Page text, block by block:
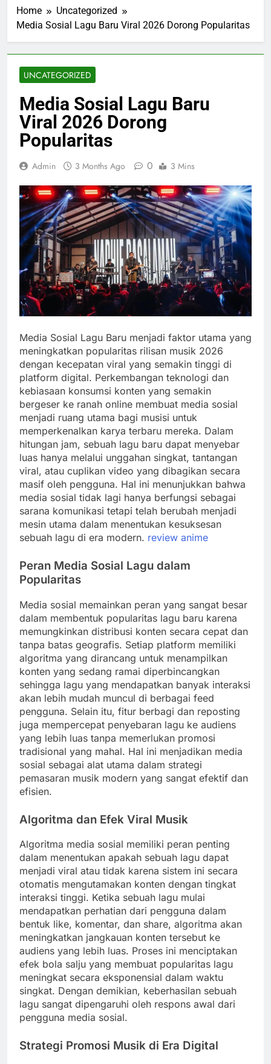
Home
Uncategorized
Media Sosial Lagu Baru Viral 2026 Dorong Popularitas
UNCATEGORIZED
Media Sosial Lagu Baru
Viral 2026 Dorong
Popularitas
Admin 3 Months Ago 0 3 Mins
Media Sosial Lagu Baru menjadi faktor utama yang
meningkatkan popularitas rilisan musik 2026
dengan kecepatan viral yang semakin tinggi di
platform digital. Perkembangan teknologi dan
kebiasaan konsumsi konten yang semakin
bergeser ke ranah online membuat media sosial
menjadi ruang utama bagi musisi untuk
memperkenalkan karya terbaru mereka. Dalam
hitungan jam, sebuah lagu baru dapat menyebar
luas hanya melalui unggahan singkat, tantangan
viral, atau cuplikan video yang dibagikan secara
masif oleh pengguna. Hal ini menunjukkan bahwa
media sosial tidak lagi hanya berfungsi sebagai
sarana komunikasi tetapi telah berubah menjadi
mesin utama dalam menentukan kesuksesan
sebuah lagu di era modern. review anime
Peran Media Sosial Lagu dalam
Popularitas
Media sosial memainkan peran yang sangat besar
dalam membentuk popularitas lagu baru karena
memungkinkan distribusi konten secara cepat dan
tanpa batas geografis. Setiap platform memiliki
algoritma yang dirancang untuk menampilkan
konten yang sedang ramai diperbincangkan
sehingga lagu yang mendapatkan banyak interaksi
akan lebih mudah muncul di berbagai feed
pengguna. Selain itu, fitur berbagi dan reposting
juga mempercepat penyebaran lagu ke audiens
yang lebih luas tanpa memerlukan promosi
tradisional yang mahal. Hal ini menjadikan media
sosial sebagai alat utama dalam strategi
pemasaran musik modern yang sangat efektif dan
efisien.
Algoritma dan Efek Viral Musik
Algoritma media sosial memiliki peran penting
dalam menentukan apakah sebuah lagu dapat
menjadi viral atau tidak karena sistem ini secara
otomatis mengutamakan konten dengan tingkat
interaksi tinggi. Ketika sebuah lagu mulai
mendapatkan perhatian dari pengguna dalam
bentuk like, komentar, dan share, algoritma akan
meningkatkan jangkauan konten tersebut ke
audiens yang lebih luas. Proses ini menciptakan
efek bola salju yang membuat popularitas lagu
meningkat secara eksponensial dalam waktu
singkat. Dengan demikian, keberhasilan sebuah
lagu sangat dipengaruhi oleh respons awal dari
pengguna media sosial.
Strategi Promosi Musik di Era Digital